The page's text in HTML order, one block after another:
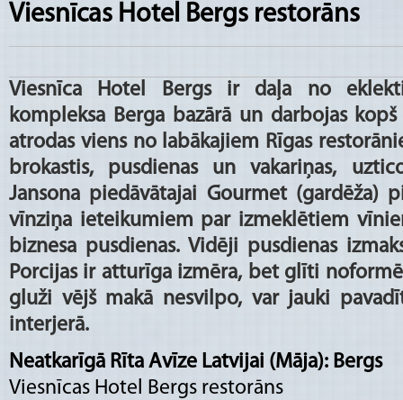
Viesnīcas Hotel Bergs restorāns
Viesnīca Hotel Bergs ir daļa no
kompleksa Berga bazārā un darbojas kopš
atrodas viens no labākajiem Rīgas
brokastis, pusdienas un vakariņas,
Jansona piedāvātajai Gourmet (gardēža)
vīnziņa ieteikumiem par izmeklētiem
biznesa pusdienas. Vidēji pusdienas
Porcijas ir atturīga izmēra, bet glīti
gluži vējš makā nesvilpo, var jauki
interjerā.
Neatkarīgā Rīta Avīze Latvijai (Māja): Bergs
Viesnīcas Hotel Bergs restorāns